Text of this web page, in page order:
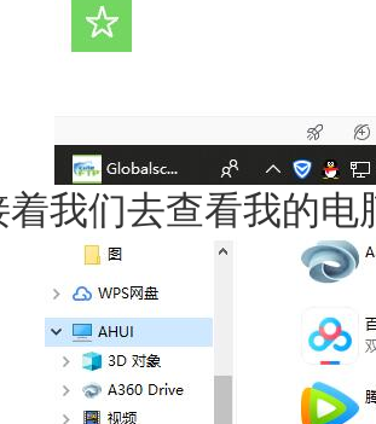
们去查看我的电